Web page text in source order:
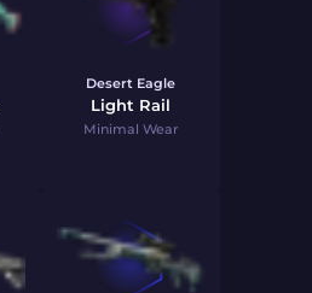
Desert Eagle
Light Rail
Minimal Wear